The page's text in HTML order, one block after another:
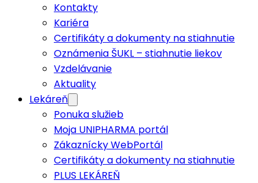
Kontakty
Kariéra
Certifikáty a dokumenty na stiahnutie
Oznámenia ŠUKL – stiahnutie liekov
Vzdelávanie
Aktuality
Lekáreň
Ponuka služieb
Moja UNIPHARMA portál
Zákaznícky WebPortál
Certifikáty a dokumenty na stiahnutie
PLUS LEKÁREŇ